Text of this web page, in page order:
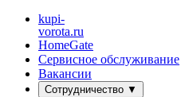
kupi-
vorota.ru
HomeGate
Сервисное обслуживание
Вакансии
Сотрудничество ▼